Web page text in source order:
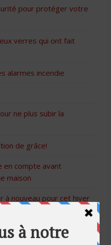
pour protéger votre
verres qui ont fait
alarmes incendie
ne plus subir la
de grâce!
en compte avant
maison
à nouveau pour cet hiver
pour votre mère